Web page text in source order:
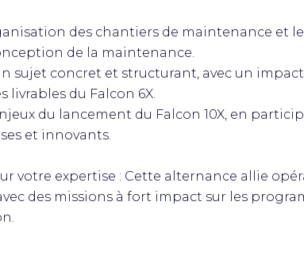
des chantiers de maintenance et
de la maintenance.
sujet concret et structurant, avec un
livrables du Falcon 6X.
du lancement du Falcon 10X, en
et innovants.
votre expertise : Cette alternance allie
des missions à fort impact sur les